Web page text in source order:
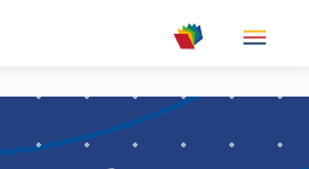
show meta